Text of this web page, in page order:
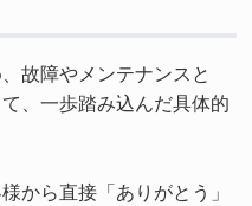
故障やメンテナンスと
、一歩踏み込んだ具体的
から直接「ありがとう」